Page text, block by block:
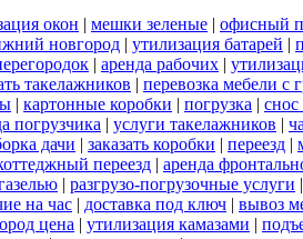
окон | мешки зеленые | офисный
новгород | утилизация батарей |
| аренда рабочих |
такелажников | перевозка мебели с
| картонные коробки | погрузка | снос
погрузчика | услуги такелажников |
дачи | заказать коробки | переезд |
переезд | аренда
| разгрузо-погрузочные услуги
на час | доставка под ключ | вывоз
цена | утилизация камазами |